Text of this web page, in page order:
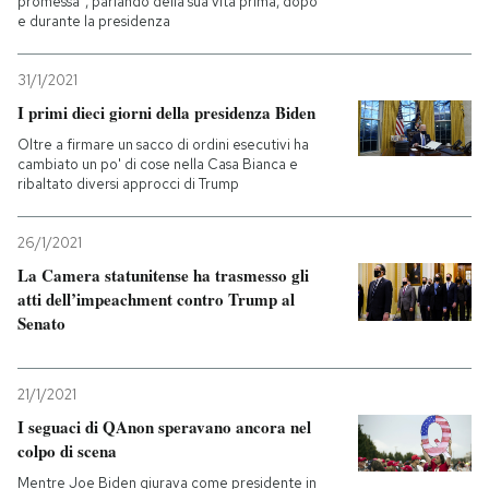
e durante la presidenza
31/1/2021
I primi dieci giorni della presidenza Biden
Oltre a firmare un sacco di ordini esecutivi ha
cambiato un po' di cose nella Casa Bianca e
ribaltato diversi approcci di Trump
26/1/2021
La Camera statunitense ha trasmesso gli
atti dell’impeachment contro Trump al
Senato
21/1/2021
I seguaci di QAnon speravano ancora nel
colpo di scena
Mentre Joe Biden giurava come presidente in